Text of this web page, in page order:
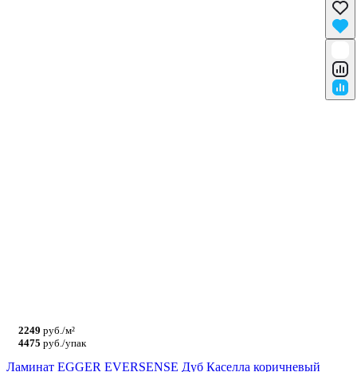
2249 руб./м²
4475 руб./упак
Ламинат EGGER EVERSENSE Дуб Каселла коричневый